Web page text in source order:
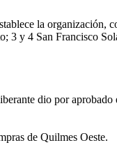
la organización,
3 y 4 San Francisco
dio por
de Quilmes Oeste.